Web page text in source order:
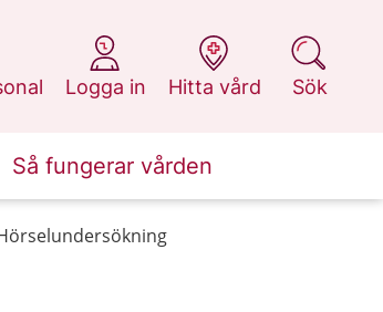
Logga in
på 1177.se
Hitta vård
på 1177.se
Sök
på 1177.se
Så fungerar vården